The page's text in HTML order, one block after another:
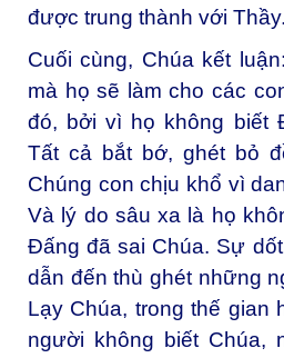
được trung thành với Thầy.
Cuối cùng, Chúa kết
mà họ sẽ làm cho các
đó, bởi vì họ không biết
Tất cả bắt bớ, ghét bỏ
Chúng con chịu khổ vì
Và lý do sâu xa là họ
Đấng đã sai Chúa. Sự
dẫn đến thù ghét những
Lạy Chúa, trong thế gian
người không biết Chúa,